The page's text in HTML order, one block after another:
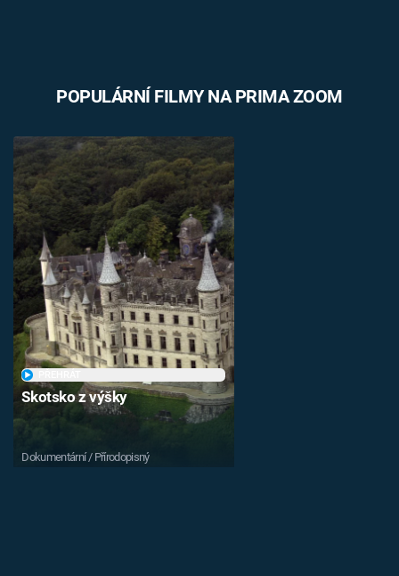
POPULÁRNÍ FILMY NA PRIMA ZOOM
Skotsko z výšky
Dokumentární / Přírodopisný